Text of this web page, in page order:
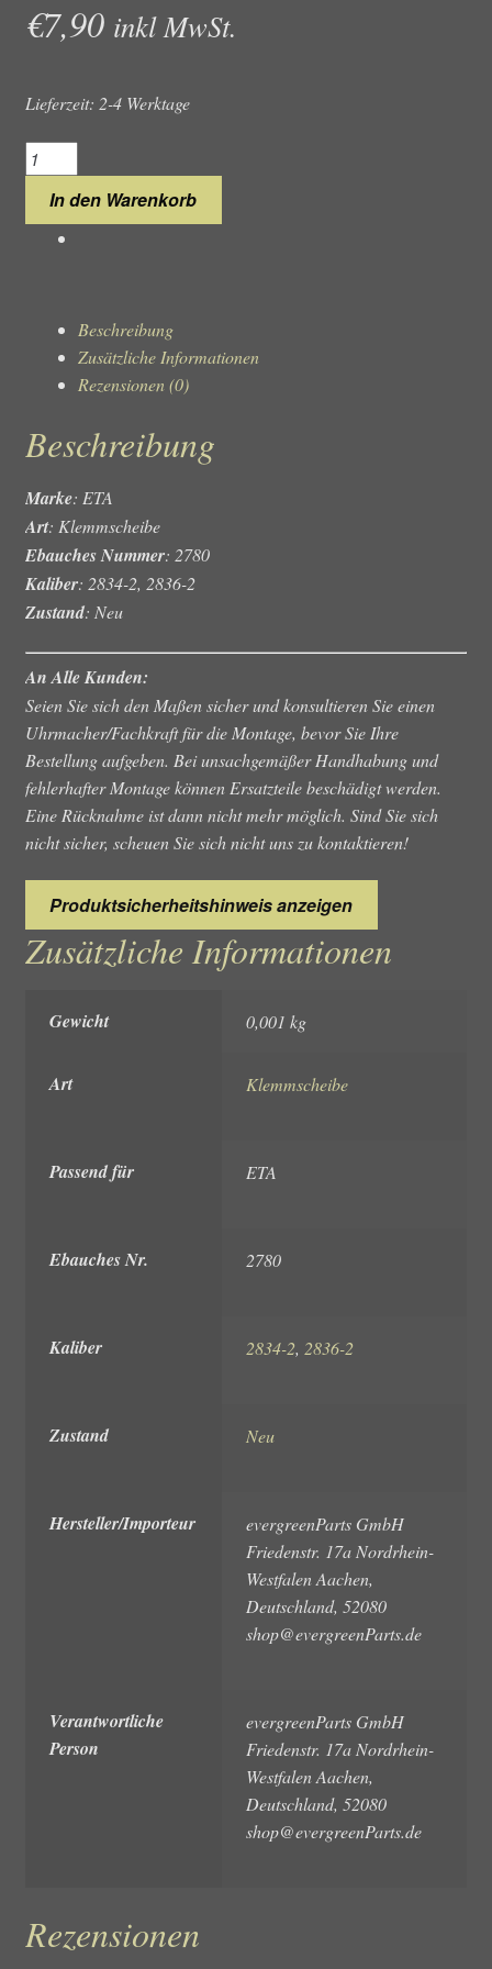
€7,90 inkl MwSt.
Lieferzeit: 2-4 Werktage
ETA
Klemmscheibe
2836In den Warenkorb
Beschreibung
Zusätzliche Informationen
Rezensionen (0)
Beschreibung
Marke: ETA
Art: Klemmscheibe
Ebauches Nummer: 2780
Kaliber: 2834-2, 2836-2
Zustand: Neu
An Alle Kunden:
Seien Sie sich den Maßen sicher und konsultieren Sie einen
Uhrmacher/Fachkraft für die Montage, bevor Sie Ihre
Bestellung aufgeben. Bei unsachgemäßer Handhabung und
fehlerhafter Montage können Ersatzteile beschädigt werden.
Eine Rücknahme ist dann nicht mehr möglich. Sind Sie sich
nicht sicher, scheuen Sie sich nicht uns zu kontaktieren!
Produktsicherheitshinweis anzeigen
Zusätzliche Informationen
Gewicht 0,001 kg
Art Klemmscheibe
Passend für ETA
Ebauches Nr. 2780
Kaliber 2834-2,2836-2
Zustand Neu
Hersteller/Importeur
evergreenParts GmbH
Friedenstr. 17a Nordrhein-
Westfalen Aachen,
Deutschland, 52080
shop@evergreenParts.de
Verantwortliche
Person
evergreenParts GmbH
Friedenstr. 17a Nordrhein-
Westfalen Aachen,
Deutschland, 52080
shop@evergreenParts.de
Rezensionen